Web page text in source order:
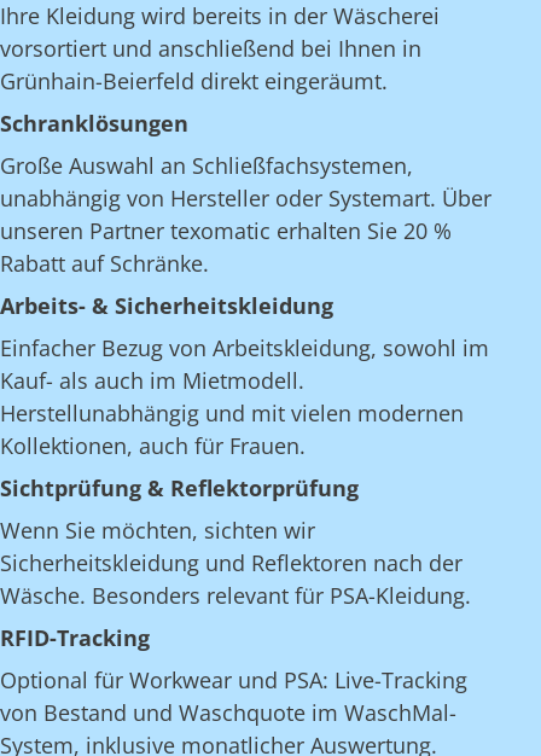
Ihre Kleidung wird bereits in der Wäscherei
vorsortiert und anschließend bei Ihnen in
Grünhain-Beierfeld direkt eingeräumt.
Schranklösungen
Große Auswahl an Schließfachsystemen,
unabhängig von Hersteller oder Systemart. Über
unseren Partner texomatic erhalten Sie 20 %
Rabatt auf Schränke.
Arbeits- & Sicherheitskleidung
Einfacher Bezug von Arbeitskleidung, sowohl im
Kauf- als auch im Mietmodell.
Herstellunabhängig und mit vielen modernen
Kollektionen, auch für Frauen.
Sichtprüfung & Reflektorprüfung
Wenn Sie möchten, sichten wir
Sicherheitskleidung und Reflektoren nach der
Wäsche. Besonders relevant für PSA-Kleidung.
RFID-Tracking
Optional für Workwear und PSA: Live-Tracking
von Bestand und Waschquote im WaschMal-
System, inklusive monatlicher Auswertung.